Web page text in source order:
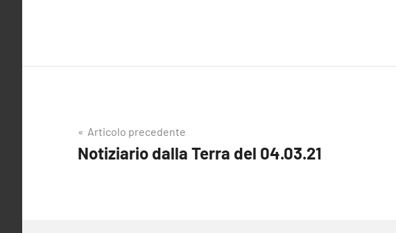
Navigazione
articoli
Articolo precedente
Notiziario dalla Terra del 04.03.21